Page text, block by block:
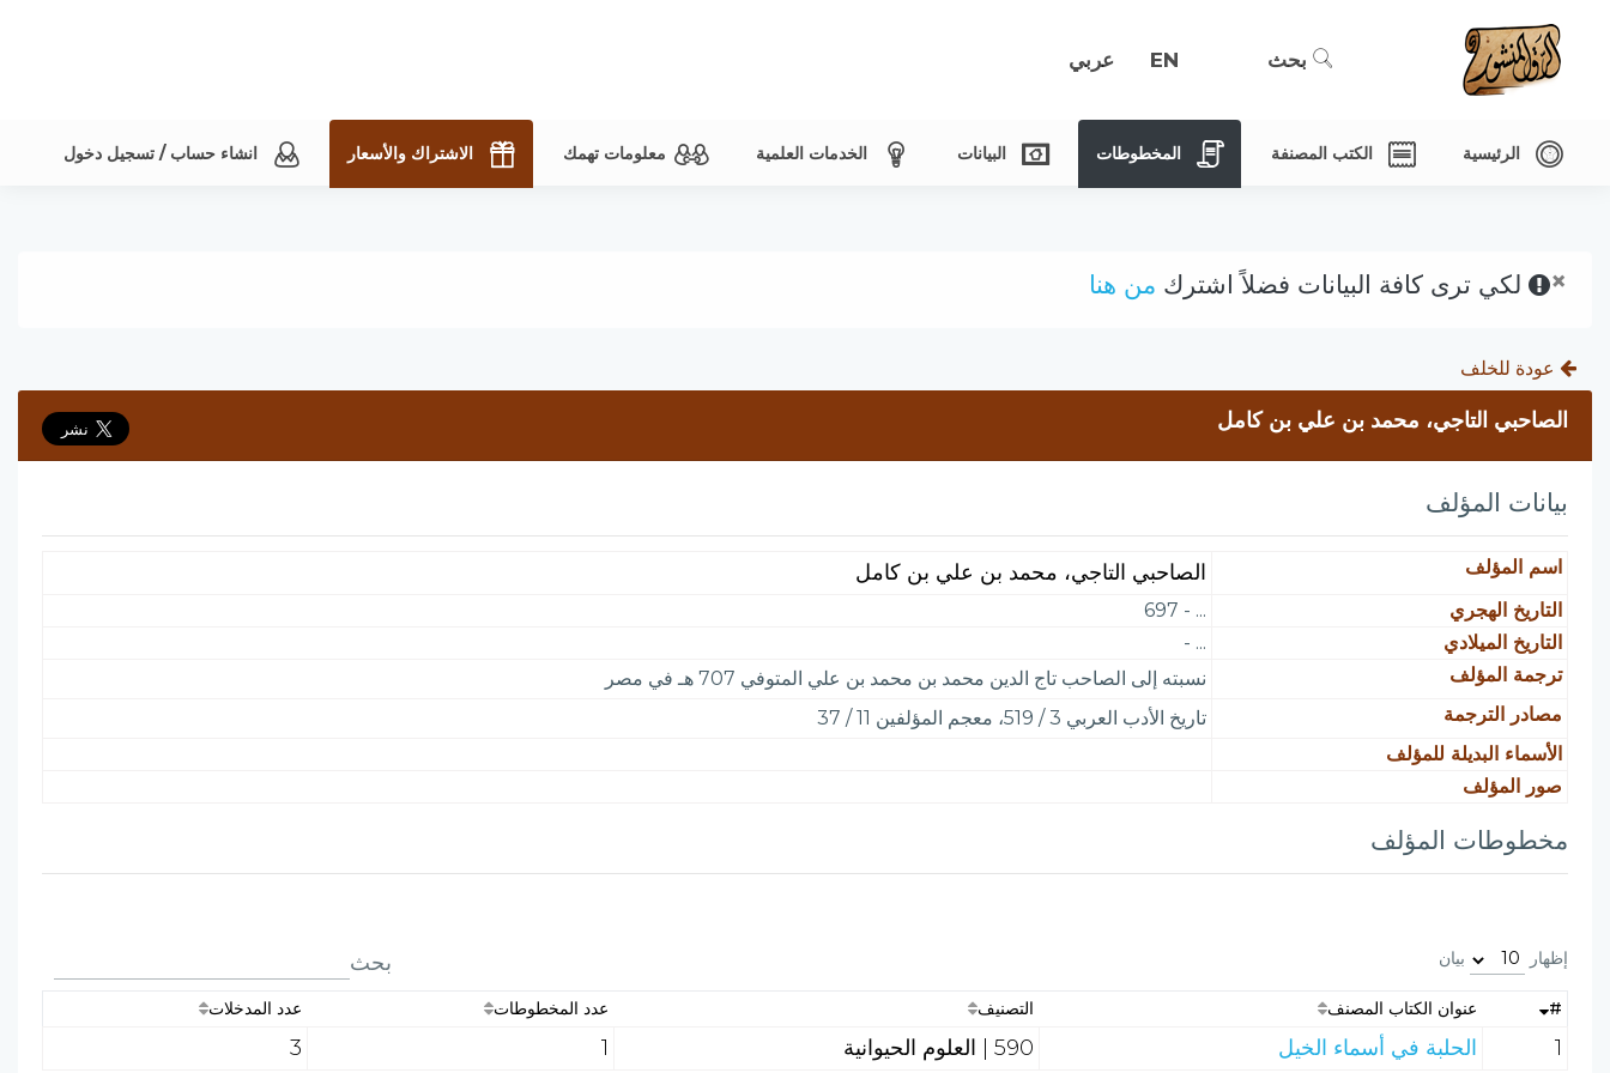
بحث EN عربي
الرئيسية الكتب المصنفة المخطوطات البيانات الخدمات العلمية معلومات تهمك الاشتراك والأسعار انشاء حساب / تسجيل دخول
× لكي ترى كافة البيانات فضلاً اشترك من هنا
عودة للخلف
الصاحبي التاجي، محمد بن علي بن كامل
بيانات المؤلف
اسم المؤلف الصاحبي التاجي، محمد بن علي بن كامل
التاريخ الهجري
... - 697
التاريخ الميلادي
... -
ترجمة المؤلف
نسبته إلى الصاحب تاج الدين محمد بن محمد بن علي المتوفي 707 هـ في مصر
مصادر الترجمة
تاريخ الأدب العربي 3 / 519، معجم المؤلفين 11 / 37
الأسماء البديلة للمؤلف
صور المؤلف
مخطوطات المؤلف
إظهار بيان بحث
# عنوان الكتاب المصنف التصنيف عدد المخطوطات عدد المدخلات
1 الحلبة في أسماء الخيل 590 | العلوم الحيوانية 1
3